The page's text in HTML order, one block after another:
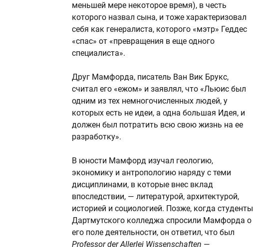
меньшей мере некоторое время), в честь
которого назвал сына, и тоже характеризовал
себя как генералиста, которого «мэтр» Геддес
«спас» от «превращения в еще одного
специалиста».
Друг Мамфорда, писатель Ван Вик Брукс,
считал его «ежом» и заявлял, что «Льюис был
одним из тех немногочисленных людей, у
которых есть не идеи, а одна большая Идея, и
должен был потратить всю свою жизнь на ее
разработку».
В юности Мамфорд изучал геологию,
экономику и антропологию наряду с теми
дисциплинами, в которые внес вклад
впоследствии, — литературой, архитектурой,
историей и социологией. Позже, когда студенты
Дартмутского колледжа спросили Мамфорда о
его поле деятельности, он ответил, что был
Professor der Allerlei Wissenschaften —